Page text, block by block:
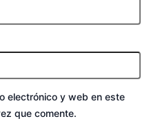
electrónico y web en este
que comente.